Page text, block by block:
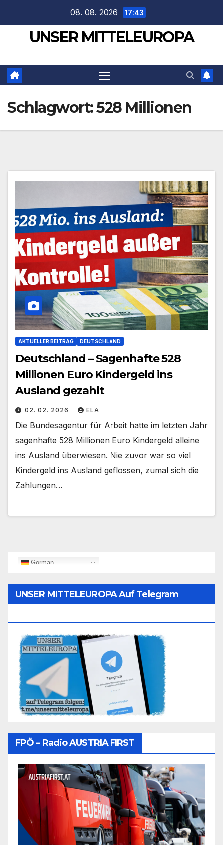
springen
08. 08. 2026 17:43
UNSER MITTELEUROPA
Schlagwort:528 Millionen
AKTUELLER BEITRAG DEUTSCHLAND
Deutschland – Sagenhafte 528
Millionen Euro Kindergeld ins
Ausland gezahlt
02. 02. 2026 ELA
Die Bundesagentur für Arbeit hatte im letzten Jahr
sagenhafte 528 Millionen Euro Kindergeld alleine
ins Ausland überwiesen. Nie zuvor war so viel
Kindergeld ins Ausland geflossen, zumal sich die
Zahlungen…
German
UNSER MITTELEUROPA Auf Telegram
FPÖ – Radio AUSTRIA FIRST